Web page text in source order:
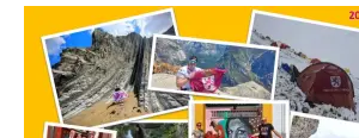
Laciana comienza su
programación para
disfrutar el eclipse total
del 12 de agosto